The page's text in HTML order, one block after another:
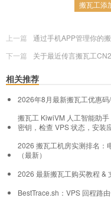
搬瓦工添
上一篇
通过手机APP管理你的
下一篇
关于最近传言搬瓦工
相关推荐
2026年8月最新搬瓦工优惠
搬瓦工 KiwiVM 人工智能助
密钥，检查 VPS 状态，安装
2026 搬瓦工机房实测排名：
（最新）
2026 最新搬瓦工购买教程 &
BestTrace.sh：VPS 回程路